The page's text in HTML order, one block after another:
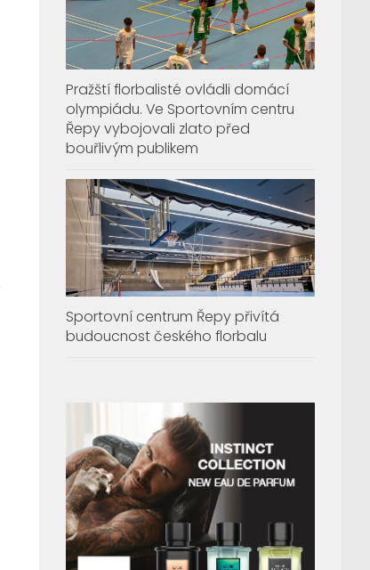
Pražští florbalisté ovládli domácí
olympiádu. Ve Sportovním centru
Řepy vybojovali zlato před
bouřlivým publikem
Sportovní centrum Řepy přivítá
budoucnost českého florbalu